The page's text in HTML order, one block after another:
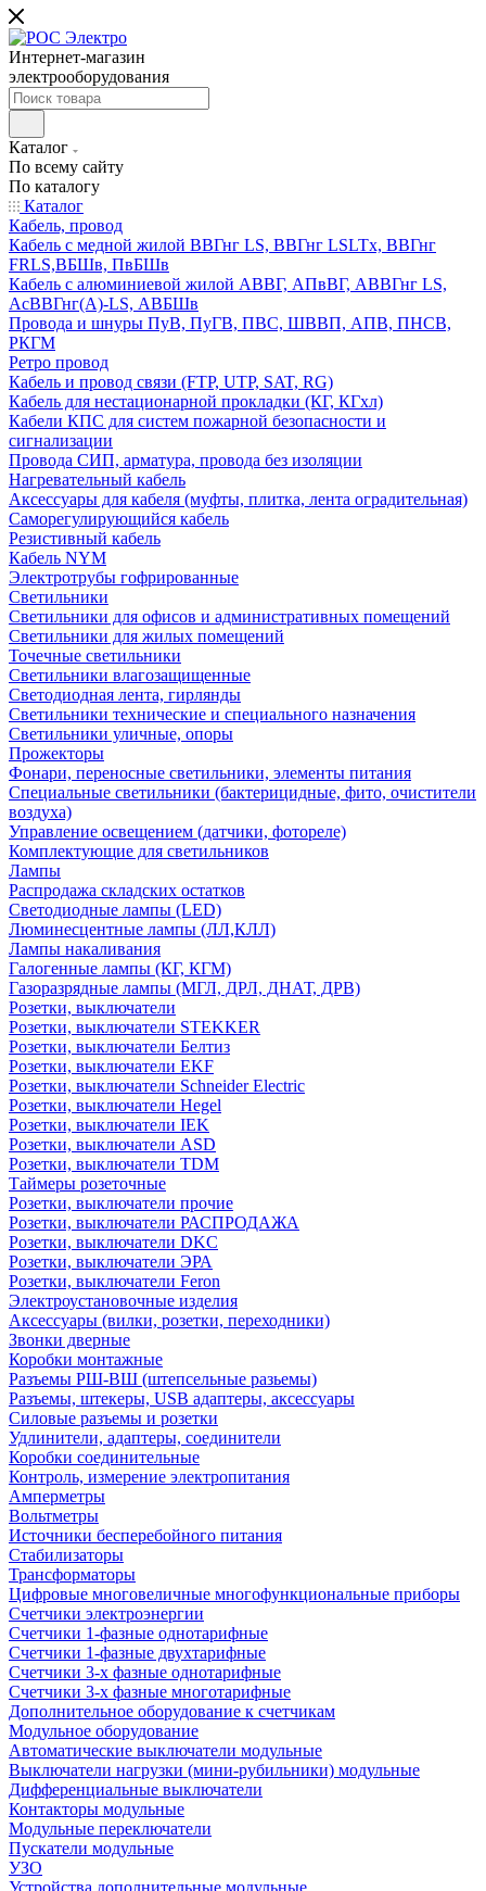
Интернет-магазин
электрооборудования
Каталог
По всему сайту
По каталогу
Каталог
Кабель, провод
Кабель с медной жилой ВВГнг LS, ВВГнг LSLTx, ВВГнг
FRLS,ВБШв, ПвБШв
Кабель с алюминиевой жилой АВВГ, АПвВГ, АВВГнг LS,
АсВВГнг(А)-LS, АВБШв
Провода и шнуры ПуВ, ПуГВ, ПВС, ШВВП, АПВ, ПНСВ,
РКГМ
Ретро провод
Кабель и провод связи (FTP, UTP, SAT, RG)
Кабель для нестационарной прокладки (КГ, КГхл)
Кабели КПС для систем пожарной безопасности и
сигнализации
Провода СИП, арматура, провода без изоляции
Нагревательный кабель
Аксессуары для кабеля (муфты, плитка, лента оградительная)
Саморегулирующийся кабель
Резистивный кабель
Кабель NYM
Электротрубы гофрированные
Светильники
Светильники для офисов и административных помещений
Светильники для жилых помещений
Точечные светильники
Светильники влагозащищенные
Светодиодная лента, гирлянды
Светильники технические и специального назначения
Светильники уличные, опоры
Прожекторы
Фонари, переносные светильники, элементы питания
Специальные светильники (бактерицидные, фито, очистители
воздуха)
Управление освещением (датчики, фотореле)
Комплектующие для светильников
Лампы
Распродажа складских остатков
Светодиодные лампы (LED)
Люминесцентные лампы (ЛЛ,КЛЛ)
Лампы накаливания
Галогенные лампы (КГ, КГМ)
Газоразрядные лампы (МГЛ, ДРЛ, ДНАТ, ДРВ)
Розетки, выключатели
Розетки, выключатели STEKKER
Розетки, выключатели Белтиз
Розетки, выключатели EKF
Розетки, выключатели Schneider Electric
Розетки, выключатели Hegel
Розетки, выключатели IEK
Розетки, выключатели ASD
Розетки, выключатели TDM
Таймеры розеточные
Розетки, выключатели прочие
Розетки, выключатели РАСПРОДАЖА
Розетки, выключатели DKC
Розетки, выключатели ЭРА
Розетки, выключатели Feron
Электроустановочные изделия
Аксессуары (вилки, розетки, переходники)
Звонки дверные
Коробки монтажные
Разъемы РШ-ВШ (штепсельные разьемы)
Разъемы, штекеры, USB адаптеры, аксессуары
Силовые разъемы и розетки
Удлинители, адаптеры, соединители
Коробки соединительные
Контроль, измерение электропитания
Амперметры
Вольтметры
Источники бесперебойного питания
Стабилизаторы
Трансформаторы
Цифровые многовеличные многофункциональные приборы
Счетчики электроэнергии
Счетчики 1-фазные однотарифные
Счетчики 1-фазные двухтарифные
Счетчики 3-х фазные однотарифные
Счетчики 3-х фазные многотарифные
Дополнительное оборудование к счетчикам
Модульное оборудование
Автоматические выключатели модульные
Выключатели нагрузки (мини-рубильники) модульные
Дифференциальные выключатели
Контакторы модульные
Модульные переключатели
Пускатели модульные
УЗО
Устройства дополнительные модульные